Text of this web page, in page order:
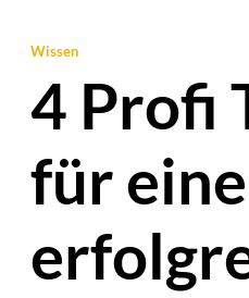
Wissen
4 Profi
für eine